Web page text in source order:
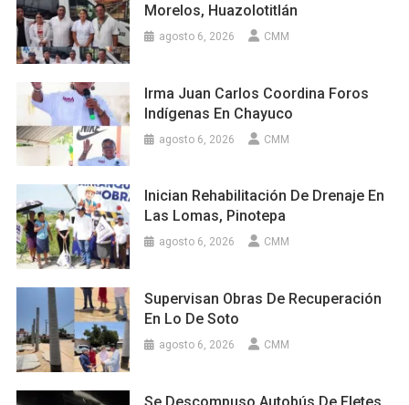
Morelos, Huazolotitlán
agosto 6, 2026 CMM
Irma Juan Carlos Coordina Foros
Indígenas En Chayuco
agosto 6, 2026 CMM
Inician Rehabilitación De Drenaje En
Las Lomas, Pinotepa
agosto 6, 2026 CMM
Supervisan Obras De Recuperación
En Lo De Soto
agosto 6, 2026 CMM